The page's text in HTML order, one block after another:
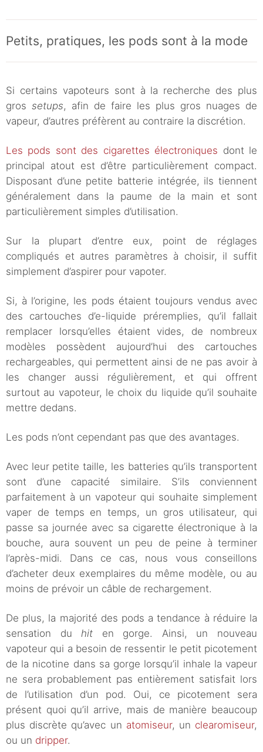
Petits, pratiques, les pods sont à la mode
Si certains vapoteurs sont à la recherche des plus
gros setups, afin de faire les plus gros nuages de
vapeur, d’autres préfèrent au contraire la discrétion.
Les pods sont des cigarettes électroniques dont le
principal atout est d’être particulièrement compact.
Disposant d’une petite batterie intégrée, ils tiennent
généralement dans la paume de la main et sont
particulièrement simples d’utilisation.
Sur la plupart d’entre eux, point de réglages
compliqués et autres paramètres à choisir, il suffit
simplement d’aspirer pour vapoter.
Si, à l’origine, les pods étaient toujours vendus avec
des cartouches d’e-liquide préremplies, qu’il fallait
remplacer lorsqu’elles étaient vides, de nombreux
modèles possèdent aujourd’hui des cartouches
rechargeables, qui permettent ainsi de ne pas avoir à
les changer aussi régulièrement, et qui offrent
surtout au vapoteur, le choix du liquide qu’il souhaite
mettre dedans.
Les pods n’ont cependant pas que des avantages.
Avec leur petite taille, les batteries qu’ils transportent
sont d’une capacité similaire. S’ils conviennent
parfaitement à un vapoteur qui souhaite simplement
vaper de temps en temps, un gros utilisateur, qui
passe sa journée avec sa cigarette électronique à la
bouche, aura souvent un peu de peine à terminer
l’après-midi. Dans ce cas, nous vous conseillons
d’acheter deux exemplaires du même modèle, ou au
moins de prévoir un câble de rechargement.
De plus, la majorité des pods a tendance à réduire la
sensation duhit en gorge. Ainsi, un nouveau
vapoteur qui a besoin de ressentir le petit picotement
de la nicotine dans sa gorge lorsqu’il inhale la vapeur
ne sera probablement pas entièrement satisfait lors
de l’utilisation d’un pod. Oui, ce picotement sera
présent quoi qu’il arrive, mais de manière beaucoup
plus discrète qu’avec un atomiseur, un clearomiseur,
ou un dripper.